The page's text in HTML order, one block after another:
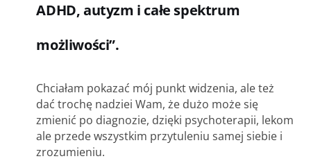
ADHD, autyzm i całe spektrum
możliwości”.
Chciałam pokazać mój punkt widzenia, ale też
dać trochę nadziei Wam, że dużo może się
zmienić po diagnozie, dzięki psychoterapii, lekom
ale przede wszystkim przytuleniu samej siebie i
zrozumieniu.